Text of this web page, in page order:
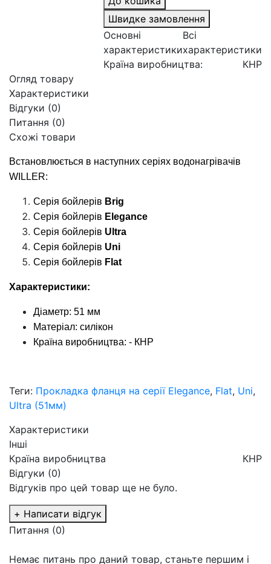
Основні
характеристики
Всі
характеристики
Країна виробництва:
КНР
Швидке замовлення
Огляд товару
Характеристики
Відгуки (0)
Питання (0)
Схожі товари
Встановлюється в наступних серіях водонагрівачів
WILLER:
Серія бойлерів Brig
Серія бойлерів Elegance
Серія бойлерів Ultra
Серія бойлерів Uni
Серія бойлерів Flat
Характеристики:
Діаметр: 51 мм
Матеріал: силікон
Країна виробництва: - КНР
Теги: Прокладка фланця на серії Elegance, Flat, Uni,
Ultra (51мм)
Характеристики
Інші
Країна виробництва
КНР
Відгуки (0)
Відгуків про цей товар ще не було.
+ Написати відгук
Питання (0)
Немає питань про даний товар, станьте першим і